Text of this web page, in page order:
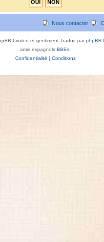
Nous contacter
Limited et gentiment Traduit parphpBB-
amis espagnols BBEs.
Confidentialité | Conditions